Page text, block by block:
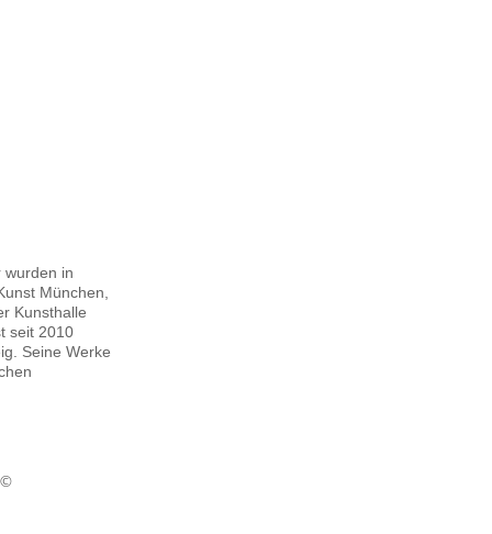
wurden in
München,
Kunsthalle
seit 2010
Seine Werke